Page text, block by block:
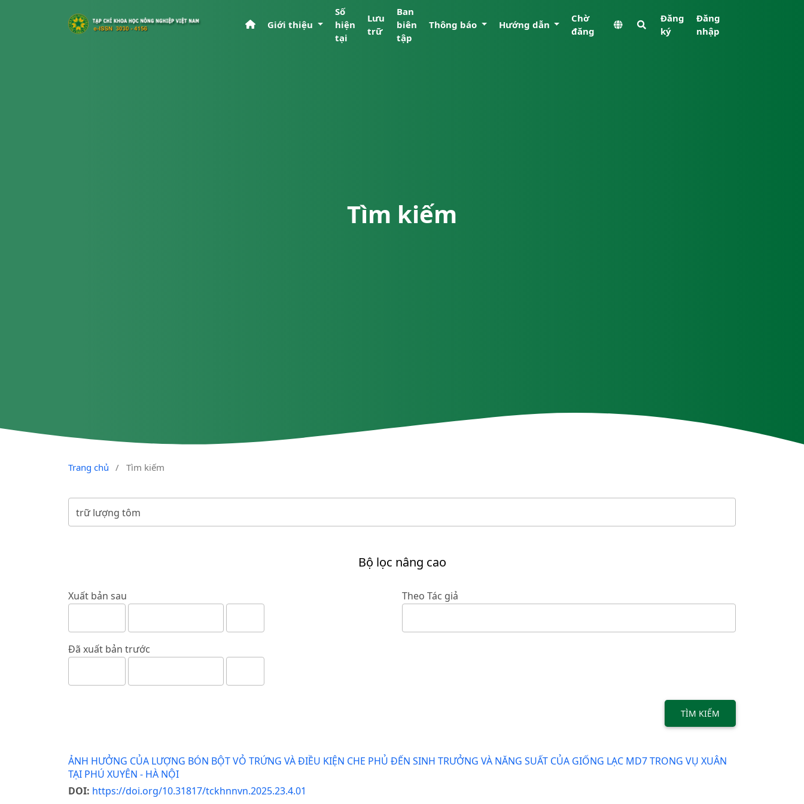
Giới thiệu
Số
hiện
tại
Lưu
trữ
Ban
biên
tập
Thông báo Hướng dẫn
Chờ
đăng
Đăng
ký
Đăng
nhập
Tìm kiếm
Trang chủ / Tìm kiếm
Bộ lọc nâng cao
Xuất bản sau
Đã xuất bản trước
Theo Tác giả
TÌM KIẾM
ẢNH HƯỞNG CỦA LƯỢNG BÓN BỘT VỎ TRỨNG VÀ ĐIỀU KIỆN CHE PHỦ ĐẾN SINH TRƯỞNG VÀ NĂNG SUẤT CỦA GIỐNG LẠC MD7 TRONG VỤ XUÂN
TẠI PHÚ XUYÊN - HÀ NỘI
DOI: https://doi.org/10.31817/tckhnnvn.2025.23.4.01